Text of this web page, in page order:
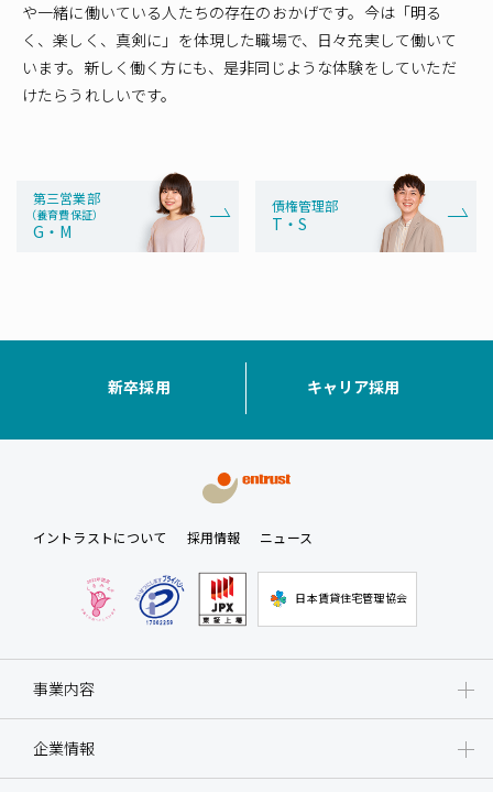
や一緒に働いている人たちの存在のおかげです。今は「明る
く、楽しく、真剣に」を体現した職場で、日々充実して働いて
います。新しく働く方にも、是非同じような体験をしていただ
けたらうれしいです。
第三営業部
（養育費保証）
G・M
債権管理部
T・S
新卒採用 キャリア採用
イントラストについて 採用情報 ニュース
日本賃貸住宅管理協会
事業内容
企業情報